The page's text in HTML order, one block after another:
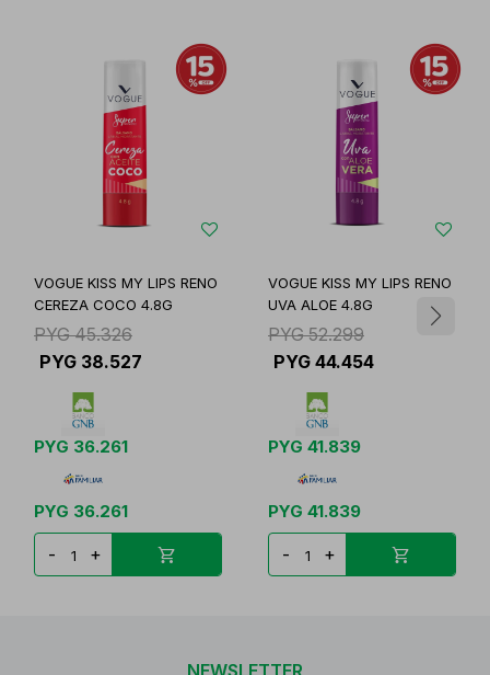
VOGUE KISS MY LIPS RENO
CEREZA COCO 4.8G
PYG 45.326
PYG 38.527
PYG 36.261
PYG 36.261
- +
VOGUE KISS MY LIPS RENO
UVA ALOE 4.8G
PYG 52.299
PYG 44.454
PYG 41.839
PYG 41.839
- +
NEWSLETTER